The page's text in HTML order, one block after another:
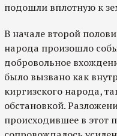
подошли вплотную к
В начале второй
народа произошло
добровольное
было вызвано как
киргизского народа,
обстановкой.
происходившее в этот